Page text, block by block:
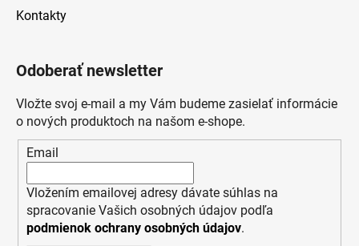
Kontakty
Odoberať newsletter
Vložte svoj e-mail a my Vám budeme zasielať informácie
o nových produktoch na našom e-shope.
Email
Vložením emailovej adresy dávate súhlas na
spracovanie Vašich osobných údajov podľa
podmienok ochrany osobných údajov.